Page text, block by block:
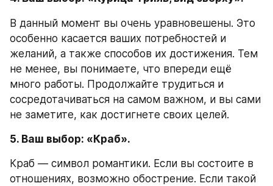
В данный момент вы очень уравновешены. Это
особенно касается ваших потребностей и
желаний, а также способов их достижения. Тем
не менее, вы понимаете, что впереди ещё
много работы. Продолжайте трудиться и
сосредотачиваться на самом важном, и вы сами
не заметите, как достигнете своих целей.
5. Ваш выбор: «Краб».
Краб — символ романтики. Если вы состоите в
отношениях, возможно обострение. Если такой